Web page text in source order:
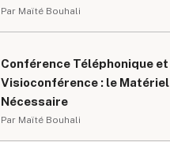
Par Maïté Bouhali
Conférence Téléphonique et
Visioconférence : le Matériel
Nécessaire
Par Maïté Bouhali